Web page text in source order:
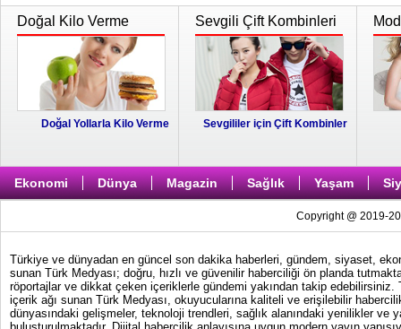
Doğal Kilo Verme
Doğal Yollarla Kilo Verme
Sevgili Çift Kombinleri
Sevgililer için Çift Kombinler
Ekonomi Dünya Magazin Sağlık Yaşam
Copyright @ 2019-
Türkiye ve dünyadan en güncel son dakika haberleri, gündem, siyaset,
sunan Türk Medyası; doğru, hızlı ve güvenilir haberciliği ön planda
röportajlar ve dikkat çeken içeriklerle gündemi yakından takip
içerik ağı sunan Türk Medyası, okuyucularına kaliteli ve erişilebilir
dünyasındaki gelişmeler, teknoloji trendleri, sağlık alanındaki yenilikler